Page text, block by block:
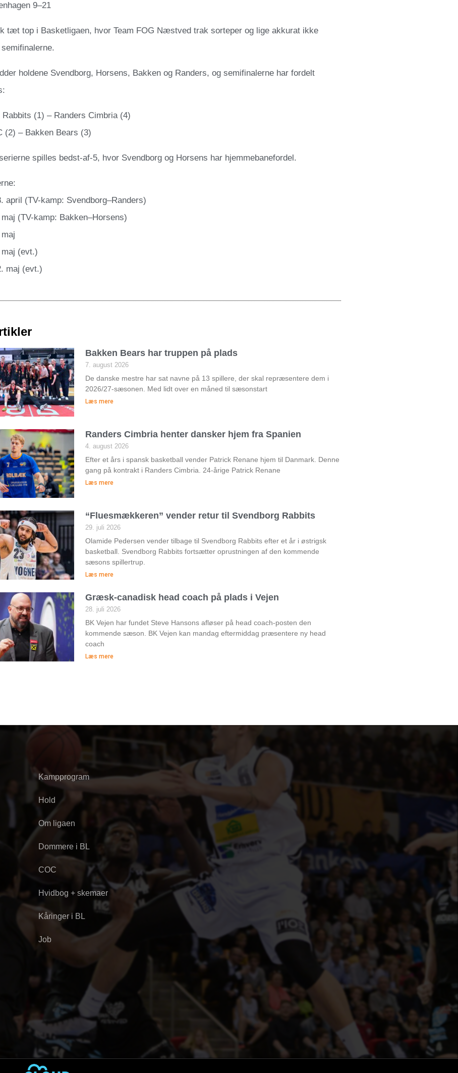
9–21
tæt top i Basketligaen, hvor Team FOG Næstved trak sorteper og lige akkurat ikke
holdene Svendborg, Horsens, Bakken og Randers, og semifinalerne har fordelt
Rabbits (1) – Randers Cimbria (4)
(2) – Bakken Bears (3)
spilles bedst-af-5, hvor Svendborg og Horsens har hjemmebanefordel.
april (TV-kamp: Svendborg–Randers)
(TV-kamp: Bakken–Horsens)
(evt.)
maj (evt.)
Bakken Bears har truppen på plads
7. august 2026
De danske mestre har sat navne på 13 spillere, der skal repræsentere dem i
2026/27-sæsonen. Med lidt over en måned til sæsonstart
Læs mere
Randers Cimbria henter dansker hjem fra Spanien
4. august 2026
Efter et års i spansk basketball vender Patrick Renane hjem til Danmark. Denne
gang på kontrakt i Randers Cimbria. 24-årige Patrick Renane
Læs mere
“Fluesmækkeren” vender retur til Svendborg Rabbits
29. juli 2026
Olamide Pedersen vender tilbage til Svendborg Rabbits efter et år i østrigsk
basketball. Svendborg Rabbits fortsætter oprustningen af den kommende
sæsons spillertrup.
Læs mere
Græsk-canadisk head coach på plads i Vejen
28. juli 2026
BK Vejen har fundet Steve Hansons afløser på head coach-posten den
kommende sæson. BK Vejen kan mandag eftermiddag præsentere ny head
coach
Læs mere
Kampprogram
Hold
Om ligaen
Dommere i BL
COC
Hvidbog + skemaer
Kåringer i BL
Job